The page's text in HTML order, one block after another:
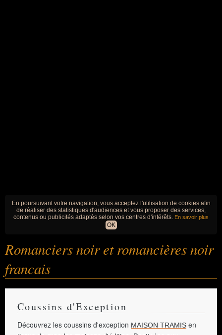
En poursuivant votre navigation, vous acceptez l'utilisation de cookies afin
de réaliser des statistiques d'audiences et vous proposer des services,
contenus ou publicités adaptés selon vos centres d'intérêts. En savoir plus
OK
Romanciers noir et romancières noir
francais
Coussins d'Exception
Découvrez les coussins d'exception MAISON TRAMIS en